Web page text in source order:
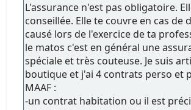
L'assurance n'est pas obligatoire.
conseillée. Elle te couvre en cas de
causé lors de l'exercice de ta
le matos c'est en général une
spéciale et très couteuse. Je suis
boutique et j'ai 4 contrats perso et
MAAF :
-un contrat habitation ou il est